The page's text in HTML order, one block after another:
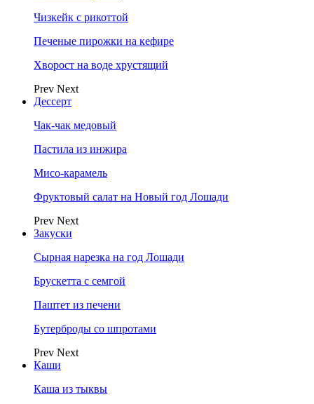
Чизкейк с рикоттой
Печеные пирожки на кефире
Хворост на воде хрустящий
Prev Next
Дессерт
Чак-чак медовый
Пастила из инжира
Мисо-карамель
Фруктовый салат на Новый год Лошади
Prev Next
Закуски
Сырная нарезка на год Лошади
Брускетта с семгой
Паштет из печени
Бутерброды со шпротами
Prev Next
Каши
Каша из тыквы